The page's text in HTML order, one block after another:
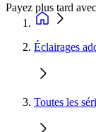
Payez plus tard
Éclairages
Toutes les